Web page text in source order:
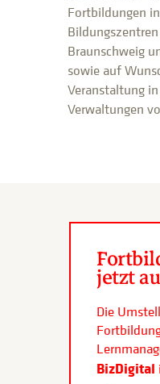
Fortbildungen
Braunschweig
sowie auf
Veranstaltung
Verwaltungen
jetzt
Die
BizDigital